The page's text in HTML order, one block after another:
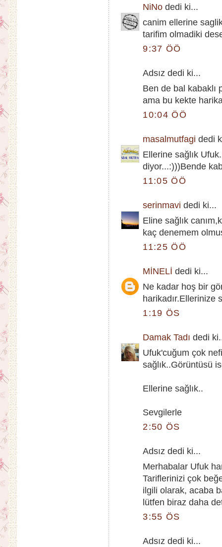
NiNo dedi ki...
canim ellerine
tarifim olmadiki
9:37 ÖÖ
Adsız dedi ki...
Ben de bal kabaklı
ama bu kekte
10:04 ÖÖ
masalmutfagi dedi
Ellerine sağlık
diyor...:)))Bende
11:05 ÖÖ
serinmavi dedi ki...
Eline sağlık
kaç denemem
11:25 ÖÖ
MİNELİ dedi ki...
Ne kadar hoş bir
harikadır.Ellerinize
1:19 ÖS
Damak Tadı dedi
Ufuk'cuğum çok
sağlık..Görüntüsü
Ellerine sağlık..
Sevgilerle
2:50 ÖS
Adsız dedi ki...
Merhabalar Ufuk
Tariflerinizi çok
ilgili olarak, acaba
lütfen biraz daha
3:55 ÖS
Adsız dedi ki...